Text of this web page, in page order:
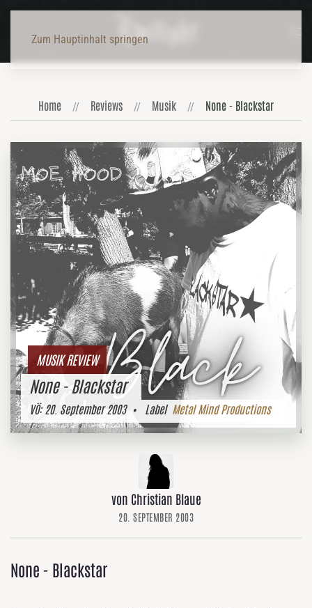
Zum Hauptinhalt springen
Home Reviews Musik None - Blackstar
MUSIK REVIEW
None - Blackstar
VÖ:20. September 2003• Label Metal Mind Productions
von Christian Blaue
20. SEPTEMBER 2003
None - Blackstar